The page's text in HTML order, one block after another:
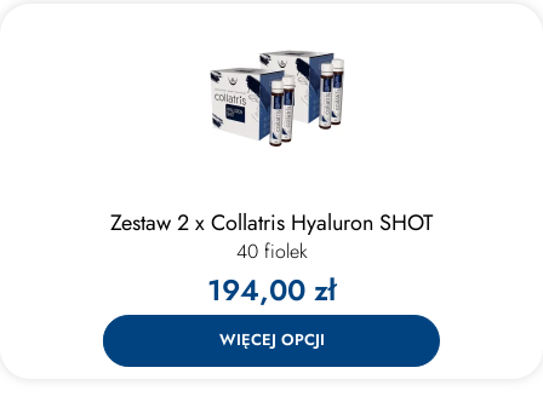
Zestaw 2 x Collatris Hyaluron SHOT
40 fiolek
194,00 zł
WIĘCEJ OPCJI